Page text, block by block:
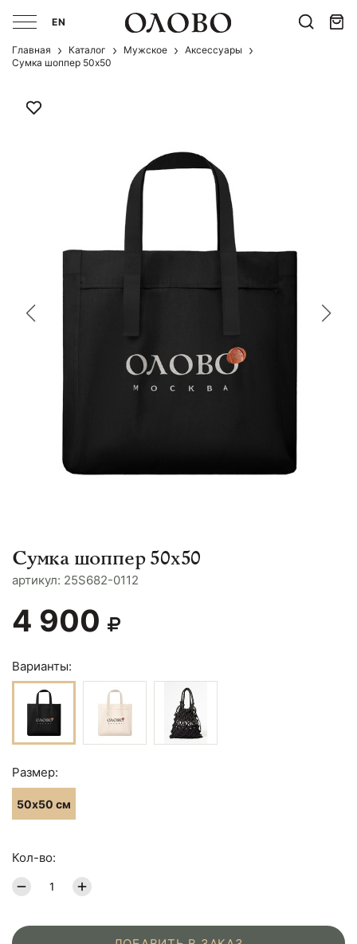
EN
Главная Каталог Мужcкое
Аксессуары
Сумка шоппер 50x50
Сумка шоппер 50x50
aртикул: 25S682-0112
4 900
Варианты:
Размер:
50х50 см
Кол-во: